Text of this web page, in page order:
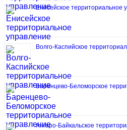
Енисейское территориальное
Волго-Каспийское
Баренцево-Беломорское
Ангаро-Байкальское